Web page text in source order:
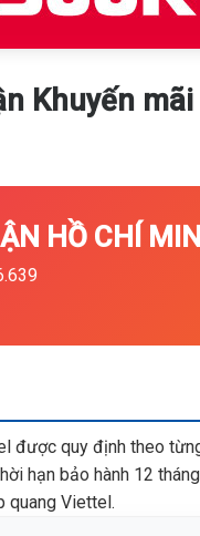
Khuyến mãi
HỒ CHÍ
được quy định theo
hạn bảo hành 12
quang Viettel.